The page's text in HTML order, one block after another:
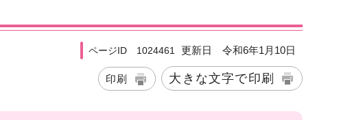
ページID 1024461 更新日 令和6年1月10日
印刷 大きな文字で印刷